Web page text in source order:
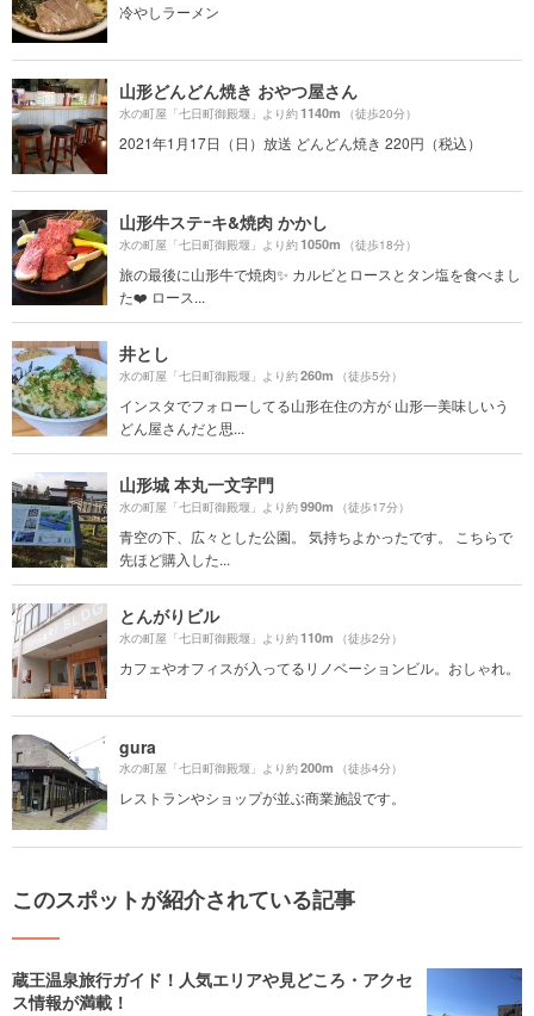
冷やしラーメン
山形どんどん焼き おやつ屋さん
水の町屋「七日町御殿堰」より約1140m （徒歩20分）
2021年1月17日（日）放送 どんどん焼き 220円（税込）
山形牛ステｰキ&焼肉 かかし
水の町屋「七日町御殿堰」より約1050m （徒歩18分）
旅の最後に山形牛で焼肉✨ カルビとロースとタン塩を食べまし
た❤️ ロース...
井とし
水の町屋「七日町御殿堰」より約260m （徒歩5分）
インスタでフォローしてる山形在住の方が 山形一美味しいう
どん屋さんだと思...
山形城 本丸一文字門
水の町屋「七日町御殿堰」より約990m （徒歩17分）
青空の下、広々とした公園。 気持ちよかったです。 こちらで
先ほど購入した...
とんがりビル
水の町屋「七日町御殿堰」より約110m （徒歩2分）
カフェやオフィスが入ってるリノベーションビル。おしゃれ。
gura
水の町屋「七日町御殿堰」より約200m （徒歩4分）
レストランやショップが並ぶ商業施設です。
このスポットが紹介されている記事
蔵王温泉旅行ガイド！人気エリアや見どころ・アクセ
ス情報が満載！